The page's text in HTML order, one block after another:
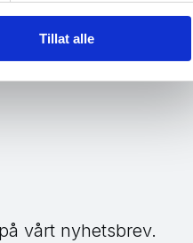
Tillat alle
uten
man går
vårt nyhetsbrev.